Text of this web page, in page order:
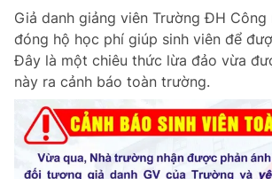
Giả danh giảng viên Trường ĐH Công
đóng hộ học phí giúp sinh viên để
Đây là một chiêu thức lừa đảo vừa
này ra cảnh báo toàn trường.